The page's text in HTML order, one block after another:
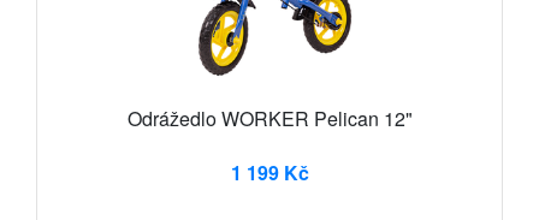
Odrážedlo WORKER Pelican 12"
1 199 Kč